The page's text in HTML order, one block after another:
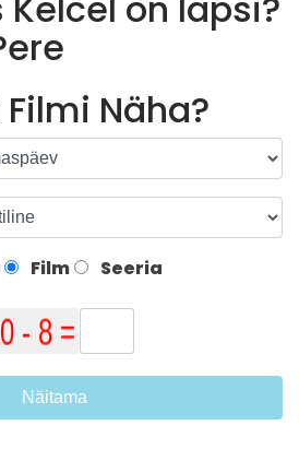
Näha?
Film Seeria
Näitama